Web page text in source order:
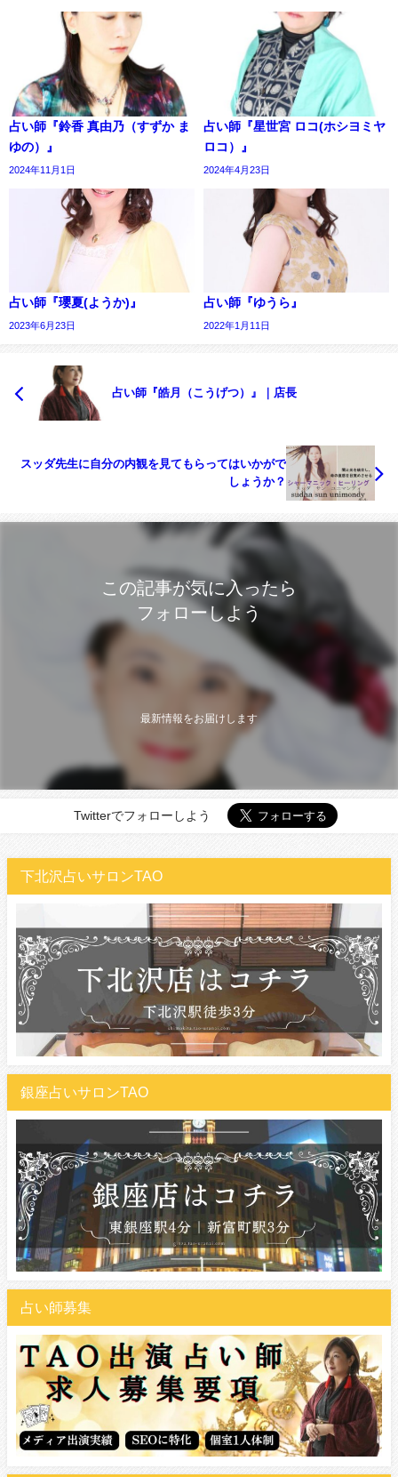
占い師『鈴香 真由乃（すずか ま
ゆの）』
2024年11月1日
占い師『星世宮 ロコ(ホシヨミヤ
ロコ）』
2024年4月23日
占い師『瓔夏(ようか)』
2023年6月23日
占い師『ゆうら』
2022年1月11日
占い師『皓月（こうげつ）』｜店長
スッダ先生に自分の内観を見てもらってはいかがで
しょうか？
この記事が気に入ったら
フォローしよう
最新情報をお届けします
Twitterでフォローしよう
下北沢占いサロンTAO
銀座占いサロンTAO
占い師募集